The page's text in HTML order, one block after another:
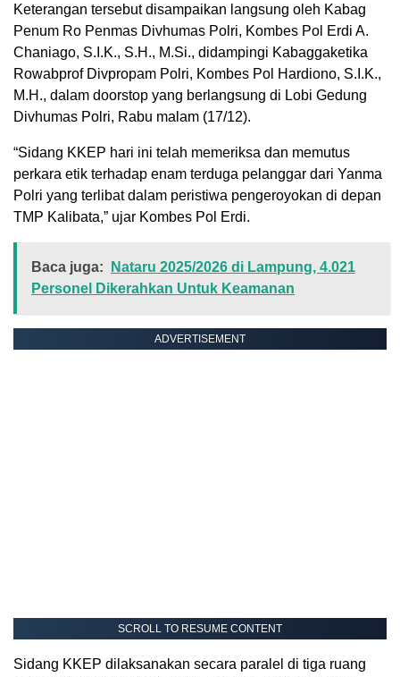
Keterangan tersebut disampaikan langsung oleh Kabag
Penum Ro Penmas Divhumas Polri, Kombes Pol Erdi A.
Chaniago, S.I.K., S.H., M.Si., didampingi Kabaggaketika
Rowabprof Divpropam Polri, Kombes Pol Hardiono, S.I.K.,
M.H., dalam doorstop yang berlangsung di Lobi Gedung
Divhumas Polri, Rabu malam (17/12).
“Sidang KKEP hari ini telah memeriksa dan memutus
perkara etik terhadap enam terduga pelanggar dari Yanma
Polri yang terlibat dalam peristiwa pengeroyokan di depan
TMP Kalibata,” ujar Kombes Pol Erdi.
Baca juga:
Nataru 2025/2026 di Lampung, 4.021
Personel Dikerahkan Untuk Keamanan
ADVERTISEMENT
SCROLL TO RESUME CONTENT
Sidang KKEP dilaksanakan secara paralel di tiga ruang